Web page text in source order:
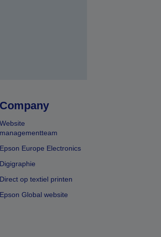
Company
Website
managementteam
Epson Europe Electronics
Digigraphie
Direct op textiel printen
Epson Global website